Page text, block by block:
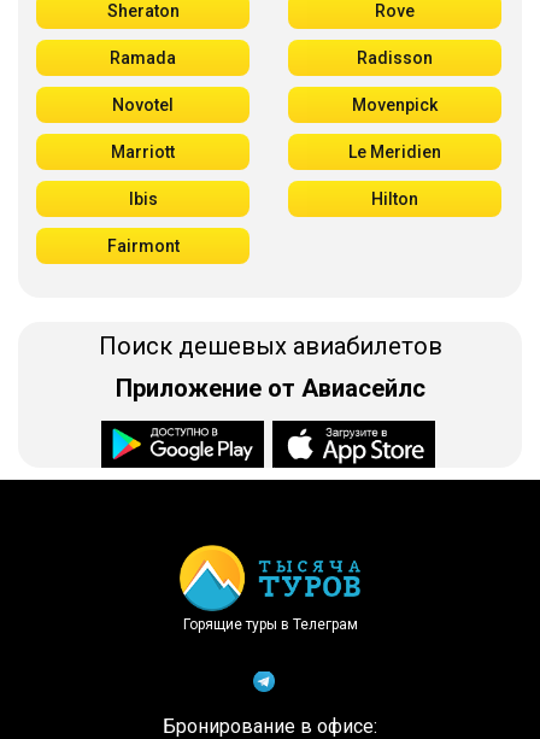
Sheraton Rove
Ramada Radisson
Novotel Movenpick
Marriott Le Meridien
Ibis Hilton
Fairmont
Поиск дешевых авиабилетов
Приложение от Авиасейлс
Горящие туры в Телеграм
Бронирование в офисе: